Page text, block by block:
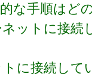
な手順はど
ットに接続
に接続して